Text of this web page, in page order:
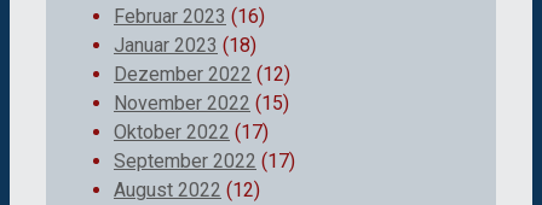
Februar 2023 (16)
Januar 2023 (18)
Dezember 2022 (12)
November 2022 (15)
Oktober 2022 (17)
September 2022 (17)
August 2022 (12)